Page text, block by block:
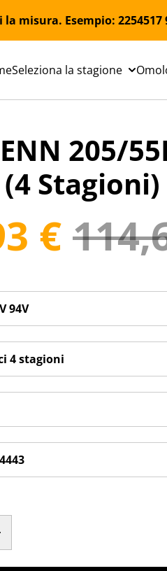
misura. Esempio: 2254517
Seleziona la stagione
205/
Stagioni)
€